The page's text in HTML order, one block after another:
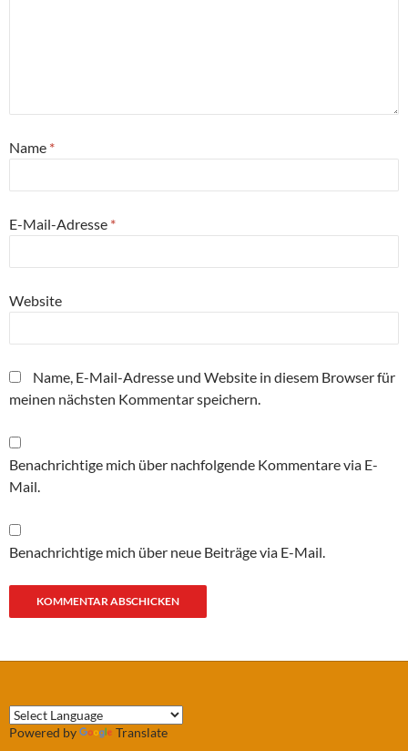
Name *
E-Mail-Adresse *
Website
Name, E-Mail-Adresse und Website in diesem Browser für
meinen nächsten Kommentar speichern.
Benachrichtige mich über nachfolgende Kommentare via E-
Mail.
Benachrichtige mich über neue Beiträge via E-Mail.
Powered by Translate